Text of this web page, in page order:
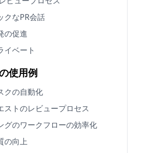
クなPR会話
の促進
イベート
使用例
クの自動化
ストのレビュープロセス
グのワークフローの効率化
の向上